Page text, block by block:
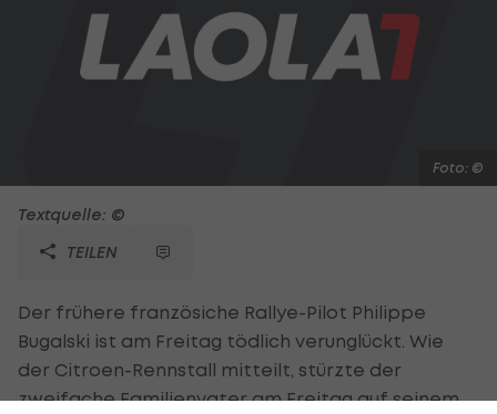
Foto: ©
Textquelle: ©
TEILEN
Der frühere französiche Rallye-Pilot Philippe
Bugalski ist am Freitag tödlich verunglückt. Wie
der Citroen-Rennstall mitteilt, stürzte der
zweifache Familienvater am Freitag auf seinem